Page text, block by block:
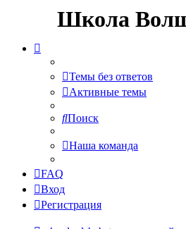
Школа
Темы без ответов
Активные темы
Поиск
Наша команда
FAQ
Вход
Регистрация